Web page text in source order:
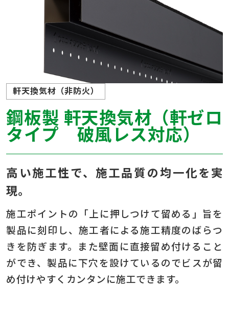
軒天換気材（非防火）
鋼板製 軒天換気材（軒ゼロ
タイプ 破風レス対応）
高い施工性で、施工品質の均一化を実
現。
施工ポイントの「上に押しつけて留める」旨を
製品に刻印し、施工者による施工精度のばらつ
きを防ぎます。また壁面に直接留め付けること
ができ、製品に下穴を設けているのでビスが留
め付けやすくカンタンに施工できます。